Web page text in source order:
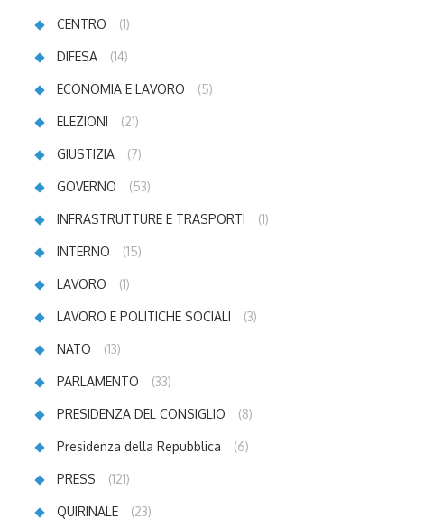
CENTRO (1)
DIFESA (14)
ECONOMIA E LAVORO (5)
ELEZIONI (21)
GIUSTIZIA (7)
GOVERNO (53)
INFRASTRUTTURE E TRASPORTI (1)
INTERNO (15)
LAVORO (1)
LAVORO E POLITICHE SOCIALI (3)
NATO (13)
PARLAMENTO (33)
PRESIDENZA DEL CONSIGLIO (8)
Presidenza della Repubblica (6)
PRESS (121)
QUIRINALE (23)